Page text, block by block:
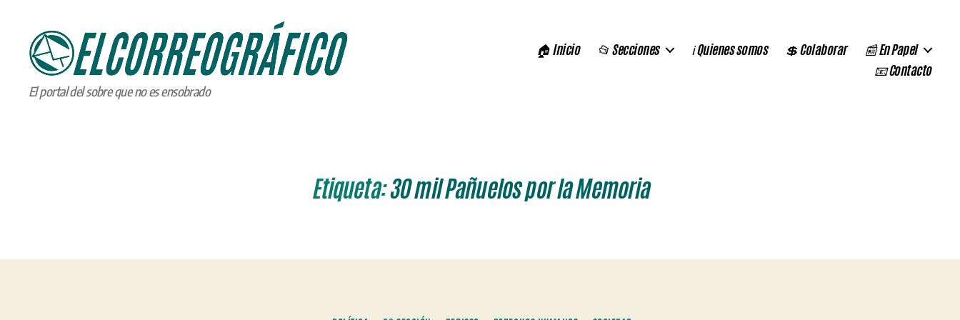
ELCORREOGRÁFICO
El portal del sobre que no es ensobrado
🏠 Inicio 📂 Secciones ℹ️ Quienes somos 💲 Colaborar
📰 En Papel
📧 Contacto
Etiqueta:30 mil Pañuelos por la Memoria
Categorías